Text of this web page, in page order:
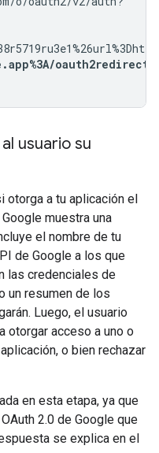
oauth2redirect
usuario su
otorga a tu aplicación el
muestra una
el nombre de tu
de Google a los que
las credenciales de
un resumen de los
Luego, el usuario
otorgar acceso a uno o
o bien rechazar
en esta etapa, ya que
2.0 de Google que
se explica en el